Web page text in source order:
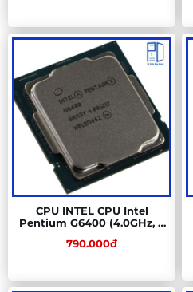
CPU INTEL CPU Intel
Pentium G6400 (4.0GHz, 2
58W) – Socket Intel LGA
790.000đ